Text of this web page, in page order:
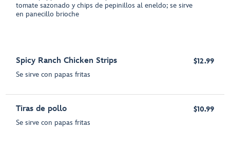
tomate sazonado y chips de pepinillos al eneldo; se sirve
en panecillo brioche
Spicy Ranch Chicken Strips
Se sirve con papas fritas
$12.99
Tiras de pollo
Se sirve con papas fritas
$10.99